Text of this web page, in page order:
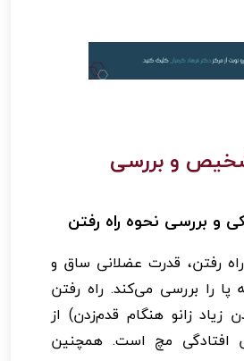
و بررسی
و بررسی نحوه راه رفتن
رفتن، قدرت عضلانی ساق و
پا را بررسی می‌کند. راه رفتن
زیاد زانو هنگام قدم‌زدن) از
افتادگی مچ است. همچنین